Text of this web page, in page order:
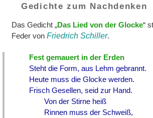
Gedichte zum Nachdenken
Das Gedicht „Das Lied von der Glocke“
Feder vonFriedrich Schiller.
Fest gemauert in der Erden
Steht die Form, aus Lehm gebrannt.
Heute muss die Glocke werden.
Frisch Gesellen, seid zur Hand.
Von der Stirne heiß
Rinnen muss der Schweiß,